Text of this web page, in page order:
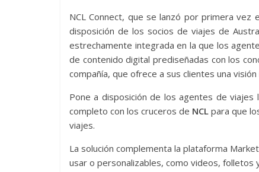
NCL Connect, que se lanzó por primera
disposición de los socios de viajes de
estrechamente integrada en la que los
de contenido digital prediseñadas con los
compañía, que ofrece a sus clientes una
Pone a disposición de los agentes de
completo con los cruceros de NCL para que
viajes.
La solución complementa la plataforma
usar o personalizables, como videos, folletos